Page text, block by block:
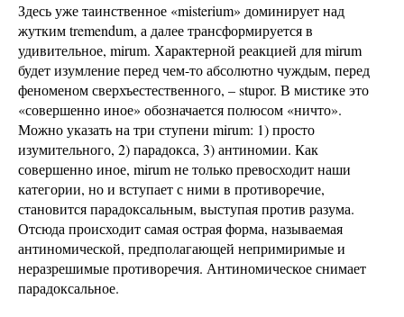
Здесь уже таинственное «misterium» доминирует над
жутким tremendum, а далее трансформируется в
удивительное, mirum. Характерной реакцией для mirum
будет изумление перед чем-то абсолютно чуждым, перед
феноменом сверхъестественного, – stupor. В мистике это
«совершенно иное» обозначается полюсом «ничто».
Можно указать на три ступени mirum: 1) просто
изумительного, 2) парадокса, 3) антиномии. Как
совершенно иное, mirum не только превосходит наши
категории, но и вступает с ними в противоречие,
становится парадоксальным, выступая против разума.
Отсюда происходит самая острая форма, называемая
антиномической, предполагающей непримиримые и
неразрешимые противоречия. Антиномическое снимает
парадоксальное.